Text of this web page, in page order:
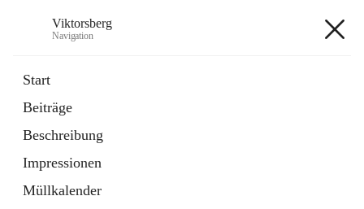
Viktorsberg
Navigation
Start
Beiträge
Beschreibung
Impressionen
Müllkalender
1 Schnellzugriff
Bürgerservice
10 Schnellzugriffe